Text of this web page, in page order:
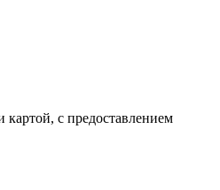
картой, с предоставлением